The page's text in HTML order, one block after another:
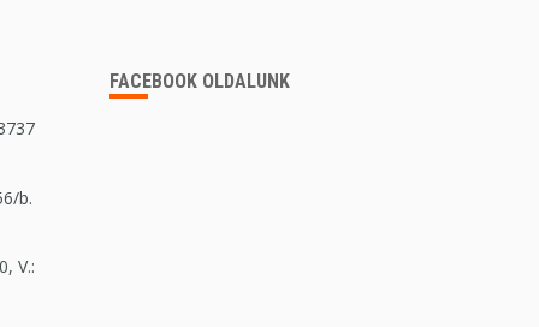
b.
V.:
FACEBOOK OLDALUNK